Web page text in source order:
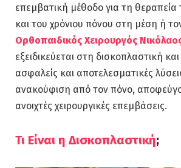
επεμβατική μέθοδο για τη θεραπεία
και του χρόνιου πόνου στη μέση ή
Ορθοπαιδικός Χειρουργός
εξειδικεύεται στη δισκοπλαστική
ασφαλείς και αποτελεσματικές
ανακούφιση από τον πόνο,
ανοιχτές χειρουργικές επεμβάσεις.
Τι Είναι η Δισκοπλαστική;